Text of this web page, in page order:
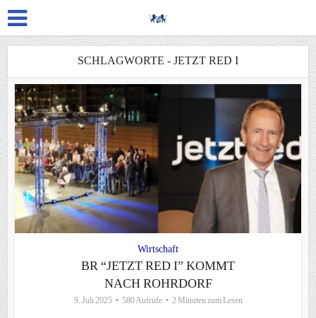
SCHLAGWORTE - JETZT RED I
Wirtschaft
BR “JETZT RED I” KOMMT
NACH ROHRDORF
9. Juli 2025 580 Aufrufe 2 Minuten zum Lesen